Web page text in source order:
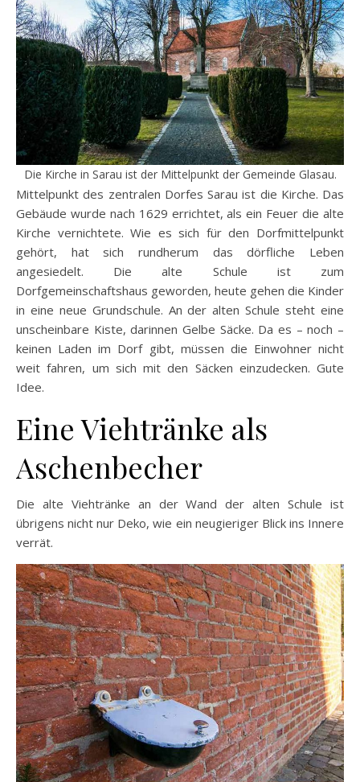
Die Kirche in Sarau ist der Mittelpunkt der Gemeinde Glasau.
Mittelpunkt des zentralen Dorfes Sarau ist die Kirche. Das
Gebäude wurde nach 1629 errichtet, als ein Feuer die alte
Kirche vernichtete. Wie es sich für den Dorfmittelpunkt
gehört, hat sich rundherum das dörfliche Leben
angesiedelt. Die alte Schule ist zum
Dorfgemeinschaftshaus geworden, heute gehen die Kinder
in eine neue Grundschule. An der alten Schule steht eine
unscheinbare Kiste, darinnen Gelbe Säcke. Da es – noch –
keinen Laden im Dorf gibt, müssen die Einwohner nicht
weit fahren, um sich mit den Säcken einzudecken. Gute
Idee.
Eine Viehtränke als
Aschenbecher
Die alte Viehtränke an der Wand der alten Schule ist
übrigens nicht nur Deko, wie ein neugieriger Blick ins Innere
verrät.